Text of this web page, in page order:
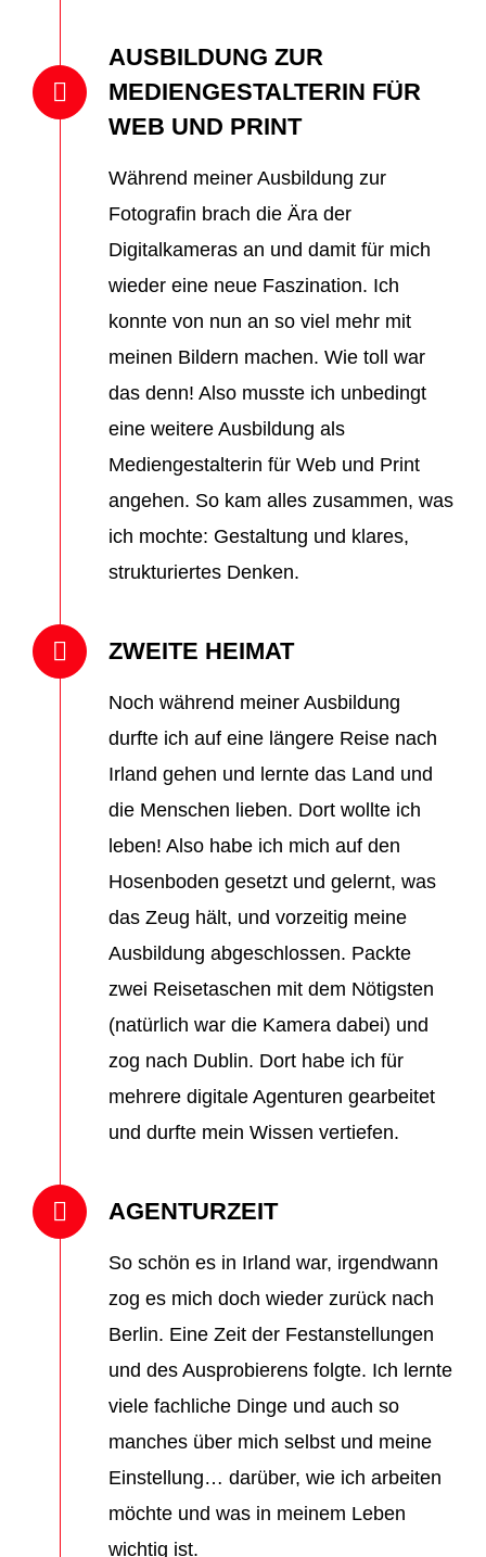
AUSBILDUNG ZUR
MEDIENGESTALTERIN FÜR
WEB UND PRINT
Während meiner Ausbildung zur
Fotografin brach die Ära der
Digitalkameras an und damit für mich
wieder eine neue Faszination. Ich
konnte von nun an so viel mehr mit
meinen Bildern machen. Wie toll war
das denn! Also musste ich unbedingt
eine weitere Ausbildung als
Mediengestalterin für Web und Print
angehen. So kam alles zusammen, was
ich mochte: Gestaltung und klares,
strukturiertes Denken.
ZWEITE HEIMAT
Noch während meiner Ausbildung
durfte ich auf eine längere Reise nach
Irland gehen und lernte das Land und
die Menschen lieben. Dort wollte ich
leben! Also habe ich mich auf den
Hosenboden gesetzt und gelernt, was
das Zeug hält, und vorzeitig meine
Ausbildung abgeschlossen. Packte
zwei Reisetaschen mit dem Nötigsten
(natürlich war die Kamera dabei) und
zog nach Dublin. Dort habe ich für
mehrere digitale Agenturen gearbeitet
und durfte mein Wissen vertiefen.
AGENTURZEIT
So schön es in Irland war, irgendwann
zog es mich doch wieder zurück nach
Berlin. Eine Zeit der Festanstellungen
und des Ausprobierens folgte. Ich lernte
viele fachliche Dinge und auch so
manches über mich selbst und meine
Einstellung… darüber, wie ich arbeiten
möchte und was in meinem Leben
wichtig ist.